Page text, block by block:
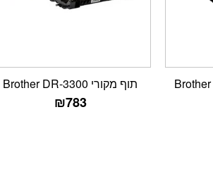
טונר שחור תואם חדש Brother
תוף מקורי Brother DR-3300
₪783